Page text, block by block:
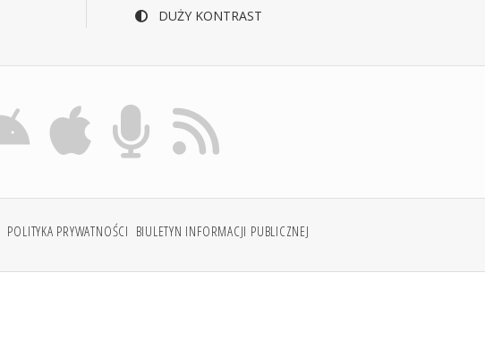
DUŻY KONTRAST
POLITYKA PRYWATNOŚCI BIULETYN INFORMACJI PUBLICZNEJ